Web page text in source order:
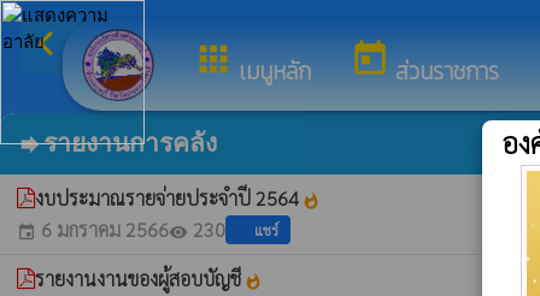
appsเมนูหลัก todayส่วนราชการ
arrow_back_ios กลับเมนูหลัก
forwardรายงานการคลัง
งบประมาณรายจ่ายประจำปี 2564 whatshot
event 6 มกราคม 2566visibility 230 แชร์
รายงานงานของผู้สอบบัญชี whatshot
อ